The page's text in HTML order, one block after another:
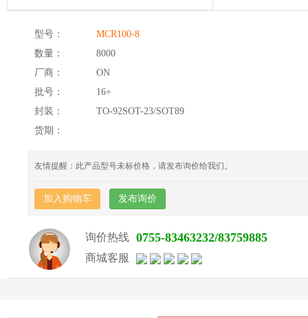
型号：
MCR100-8
数量：
8000
厂商：
ON
批号：
16+
封装：
TO-92SOT-23/SOT89
货期：
友情提醒：此产品型号未标价格，请发布询价给我们。
加入购物车 发布询价
询价热线 0755-83463232/83759885
商城客服